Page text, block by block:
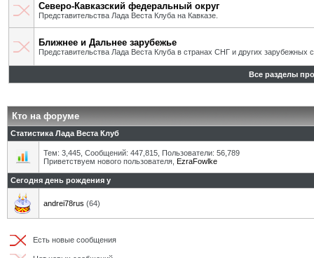
Северо-Кавказский федеральный округ
Представительства Лада Веста Клуба на Кавказе.
Ближнее и Дальнее зарубежье
Представительства Лада Веста Клуба в странах СНГ и других зарубежных
Все разделы
Кто на форуме
Статистика Лада Веста Клуб
Тем: 3,445, Сообщений: 447,815, Пользователи: 56,789
Приветствуем нового пользователя, EzraFowlke
Сегодня день рождения у
andrei78rus (64)
Есть новые сообщения